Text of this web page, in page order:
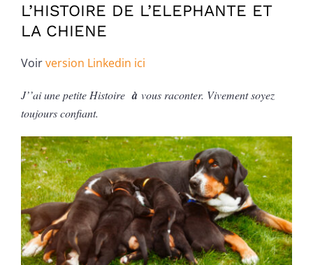
L’HISTOIRE DE L’ELEPHANTE ET
LA CHIENE
Voirversion Linkedin ici
J’’ai une petite Histoireà vous raconter. Vivement soyez
toujours confiant.